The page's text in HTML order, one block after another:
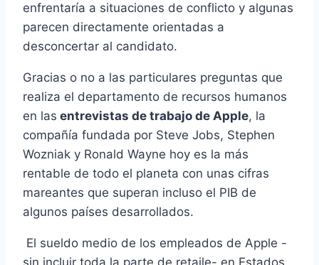
enfrentaría a situaciones de conflicto y algunas
parecen directamente orientadas a
desconcertar al candidato.
Gracias o no a las particulares preguntas que
realiza el departamento de recursos humanos
en las entrevistas de trabajo de Apple, la
compañía fundada por Steve Jobs, Stephen
Wozniak y Ronald Wayne hoy es la más
rentable de todo el planeta con unas cifras
mareantes que superan incluso el PIB de
algunos países desarrollados.
El sueldo medio de los empleados de Apple -